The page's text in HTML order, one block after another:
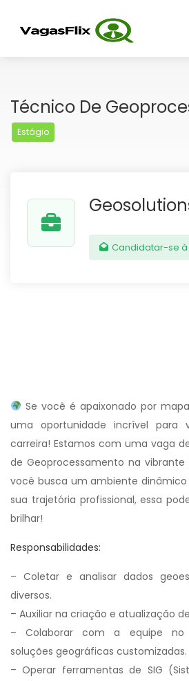
Técnico De
Estágio
Candidatar-se
Se você é apaixonado por
uma oportunidade incrível para
carreira! Estamos com uma vaga
de Geoprocessamento na vibrante
você busca um ambiente
sua trajetória profissional, essa
brilhar!
Responsabilidades:
– Coletar e analisar dados
diversos.
– Auxiliar na criação e atualização
– Colaborar com a equipe no
soluções geográficas customizadas.
– Operar ferramentas de SIG